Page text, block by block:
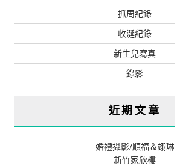
抓周紀錄
收涎紀錄
新生兒寫真
錄影
近期文章
婚禮攝影/順福＆翊琳
新竹家欣樓